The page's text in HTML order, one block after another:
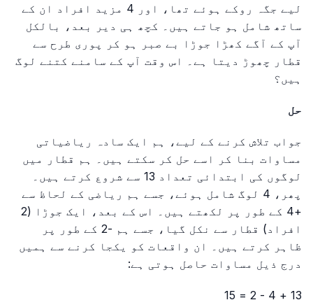
لیے جگہ روکے ہوئے تھا، اور 4 مزید افراد ان کے
ساتھ شامل ہو جاتے ہیں۔ کچھ ہی دیر بعد، بالکل
آپ کے آگے کھڑا جوڑا بے صبر ہو کر پوری طرح سے
قطار چھوڑ دیتا ہے۔ اس وقت آپ کے سامنے کتنے لوگ
ہیں؟
حل
جواب تلاش کرنے کے لیے، ہم ایک سادہ ریاضیاتی
مساوات بنا کر اسے حل کر سکتے ہیں۔ ہم قطار میں
لوگوں کی ابتدائی تعداد 13 سے شروع کرتے ہیں۔
پھر، 4 لوگ شامل ہوئے، جسے ہم ریاضی کے لحاظ سے
+4 کے طور پر لکھتے ہیں۔ اس کے بعد، ایک جوڑا (2
افراد) قطار سے نکل گیا، جسے ہم -2 کے طور پر
ظاہر کرتے ہیں۔ ان واقعات کو یکجا کرنے سے ہمیں
درج ذیل مساوات حاصل ہوتی ہے:
13 + 4 - 2 = 15